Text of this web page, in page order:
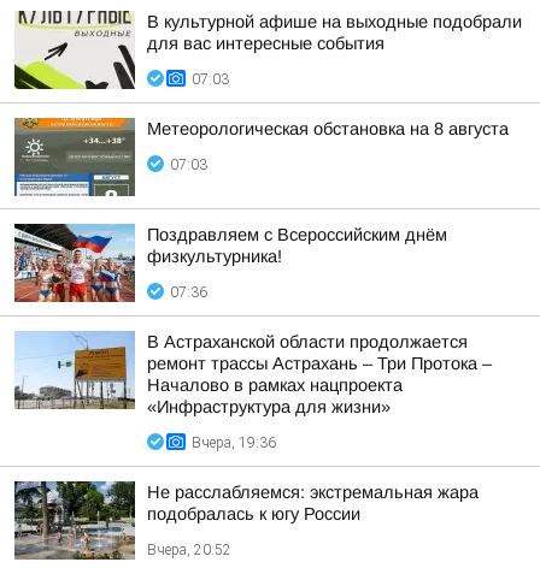
В культурной афише на выходные подобрали
для вас интересные события
07:03
Метеорологическая обстановка на 8 августа
07:03
Поздравляем с Всероссийским днём
физкультурника!
07:36
В Астраханской области продолжается
ремонт трассы Астрахань – Три Протока –
Началово в рамках нацпроекта
«Инфраструктура для жизни»
Вчера, 19:36
Не расслабляемся: экстремальная жара
подобралась к югу России
Вчера, 20:52